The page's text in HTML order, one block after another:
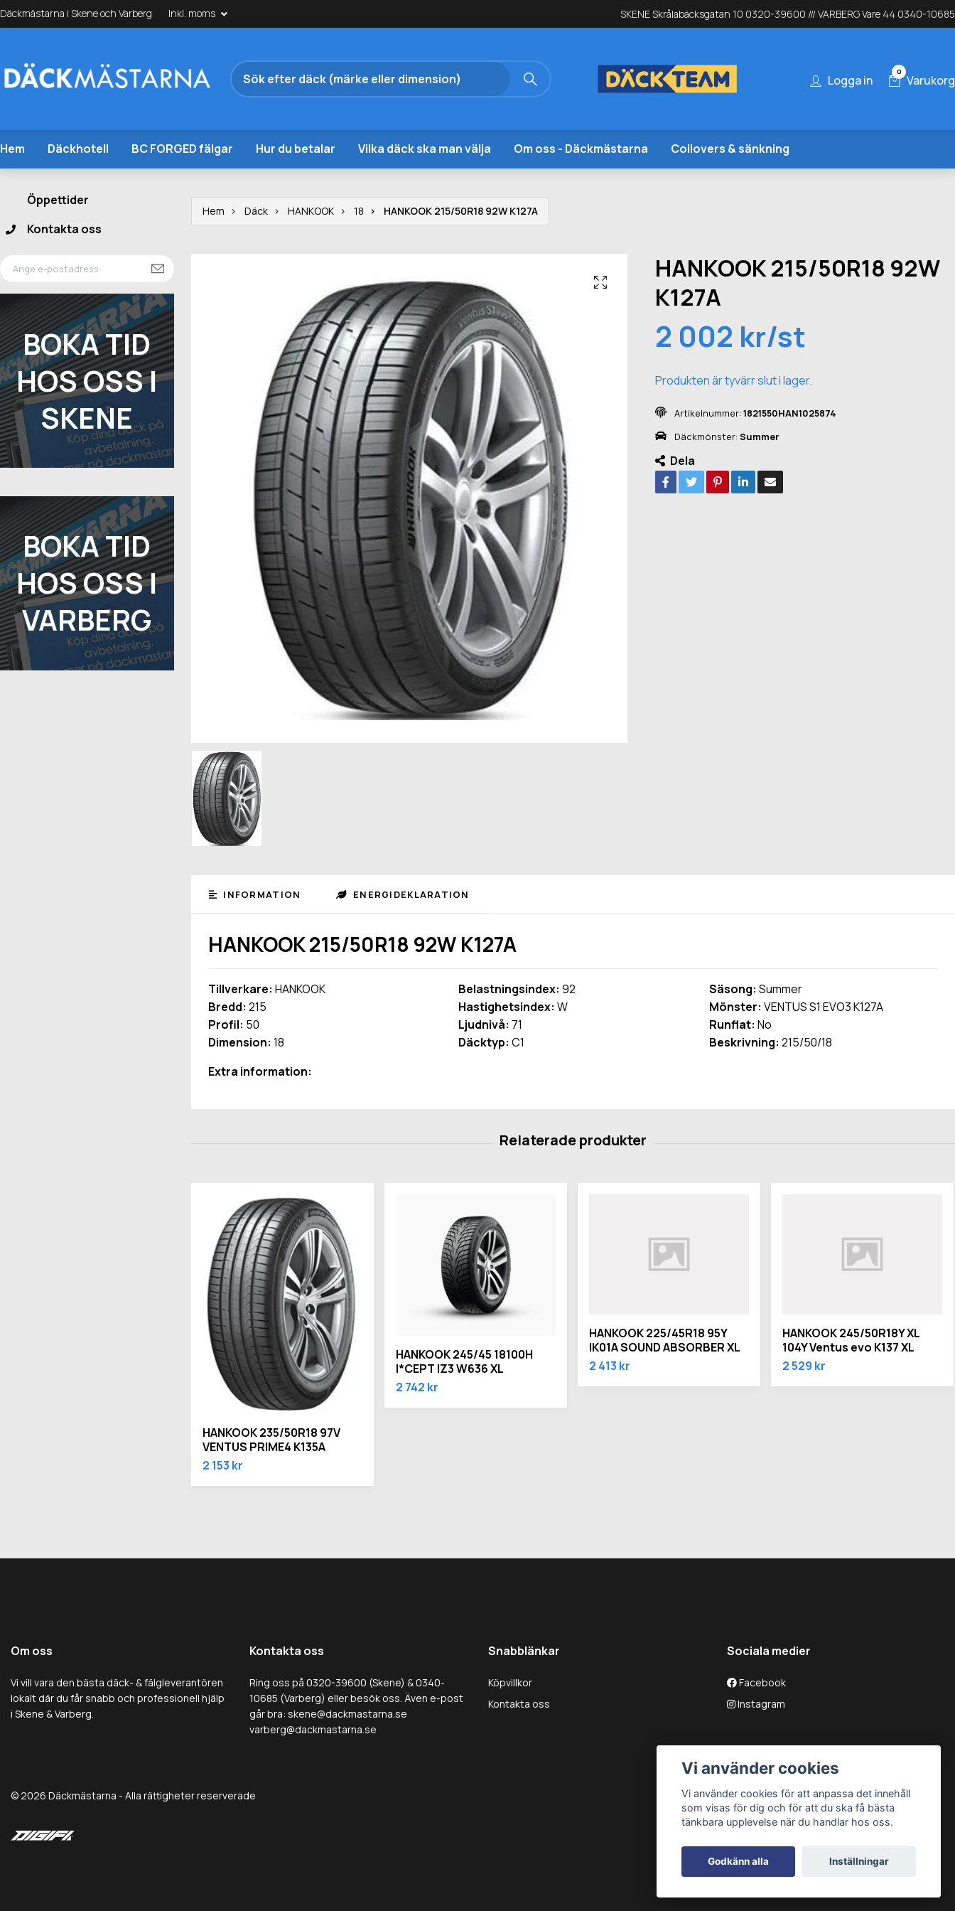
Däckmästarna i Skene och Varberg Inkl. moms SKENE Skrålabäcksgatan 10 0320-39600 /// VARBERG Vare 44 0340-10685
Logga in
0
Varukorg
Hem Däckhotell BC FORGED fälgar Hur du betalar Vilka däck ska man välja Om oss - Däckmästarna Coilovers & sänkning
Öppettider
Kontakta oss
BOKA TID
HOS OSS I
SKENE
BOKA TID
HOS OSS I
VARBERG
Hem Däck HANKOOK 18 HANKOOK 215/50R18 92W K127A
HANKOOK 215/50R18 92W
K127A
2 002 kr/st
Produkten är tyvärr slut i lager.
Artikelnummer: 1821550HAN1025874
Däckmönster: Summer
Dela
INFORMATION ENERGIDEKLARATION
HANKOOK 215/50R18 92W K127A
Tillverkare: HANKOOK
Bredd: 215
Profil: 50
Dimension: 18
Belastningsindex: 92
Hastighetsindex: W
Ljudnivå: 71
Däcktyp: C1
Säsong: Summer
Mönster: VENTUS S1 EVO3 K127A
Runflat: No
Beskrivning: 215/50/18
Extra information:
HANKOOK 235/50R18 97V
VENTUS PRIME4 K135A
2 153 kr
HANKOOK 245/45 18100H
I*CEPT IZ3 W636 XL
2 742 kr
HANKOOK 225/45R18 95Y
IK01A SOUND ABSORBER XL
2 413 kr
HANKOOK 245/50R18Y XL
104Y Ventus evo K137 XL
2 529 kr
Om oss
Vi vill vara den bästa däck- & fälgleverantören
lokalt där du får snabb och professionell hjälp
i Skene & Varberg.
Kontakta oss
Ring oss på 0320-39600 (Skene) & 0340-
10685 (Varberg) eller besök oss. Även e-post
går bra: skene@dackmastarna.se
varberg@dackmastarna.se
Snabblänkar
Köpvillkor
Kontakta oss
Sociala medier
Facebook
Instagram
© 2026 Däckmästarna - Alla rättigheter reserverade
Vi använder cookies
Vi använder cookies för att anpassa det innehåll
som visas för dig och för att du ska få bästa
tänkbara upplevelse när du handlar hos oss.
Godkänn alla Inställningar